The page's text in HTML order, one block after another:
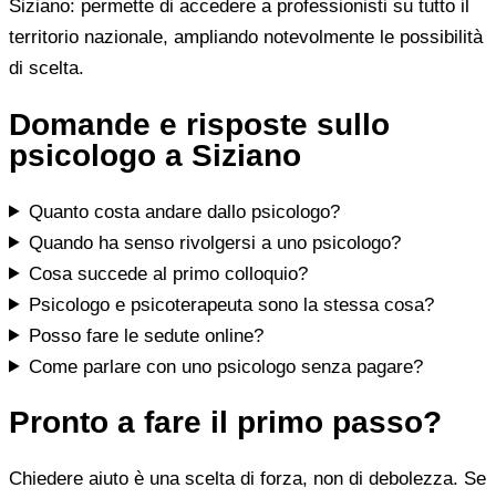
Siziano: permette di accedere a professionisti su tutto il
territorio nazionale, ampliando notevolmente le possibilità
di scelta.
Domande e risposte sullo
psicologo a Siziano
Quanto costa andare dallo psicologo?
Quando ha senso rivolgersi a uno psicologo?
Cosa succede al primo colloquio?
Psicologo e psicoterapeuta sono la stessa cosa?
Posso fare le sedute online?
Come parlare con uno psicologo senza pagare?
Pronto a fare il primo passo?
Chiedere aiuto è una scelta di forza, non di debolezza. Se